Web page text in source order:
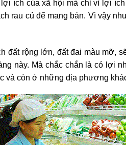
ích của xã hội mà chỉ vì lợi
rau củ để mang bán. Vì vậy
đất rộng lớn, đất đai màu mỡ,
này. Mà chắc chắn là có lợi
và còn ở những địa phương